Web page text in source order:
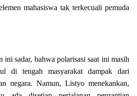
mahasiswa tak terkecuali pemuda
ini sadar, bahwa polarisasi saat ini masih
di tengah masyarakat dampak dari
negara. Namun, Listyo menekankan,